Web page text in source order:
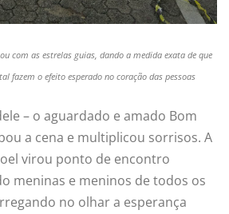
com as estrelas guias, dando a medida exata de que
fazem o efeito esperado no coração das pessoas
– o aguardado e amado Bom
a cena e multiplicou sorrisos. A
virou ponto de encontro
meninas e meninos de todos os
no olhar a esperança